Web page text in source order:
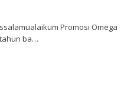
Promosi Omega
ba…